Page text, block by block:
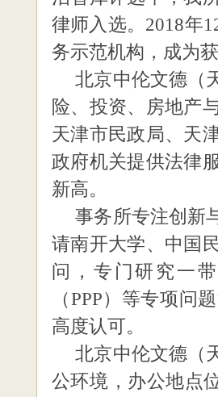
律师入选。 2018年
务示范机构，成为
北京中伦文德（
险、投资、房地产
天津市民政局、天
政府机关提供法律
新高。
事务所专注创新
请南开大学、中国
问，专门研究一
（PPP）等专项问
高度认可。
北京中伦文德（
公环境，办公地点